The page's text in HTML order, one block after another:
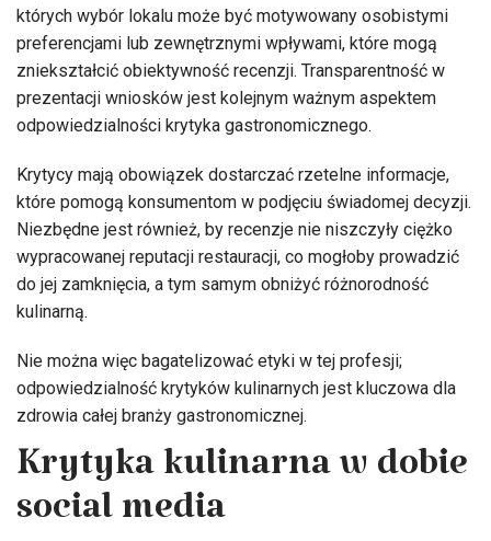
których wybór lokalu może być motywowany osobistymi
preferencjami lub zewnętrznymi wpływami, które mogą
zniekształcić obiektywność recenzji. Transparentność w
prezentacji wniosków jest kolejnym ważnym aspektem
odpowiedzialności krytyka gastronomicznego.
Krytycy mają obowiązek dostarczać rzetelne informacje,
które pomogą konsumentom w podjęciu świadomej decyzji.
Niezbędne jest również, by recenzje nie niszczyły ciężko
wypracowanej reputacji restauracji, co mogłoby prowadzić
do jej zamknięcia, a tym samym obniżyć różnorodność
kulinarną.
Nie można więc bagatelizować etyki w tej profesji;
odpowiedzialność krytyków kulinarnych jest kluczowa dla
zdrowia całej branży gastronomicznej.
Krytyka kulinarna w dobie
social media